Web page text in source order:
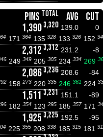
PINS TOTAL AVG
CUT
1,390 3,320 139.0
0
171 364 135 328 133 326 152
2,312 3,312 231.2
-8
249 349 205 305 234 334 269
2,0863,236 208.6
-84
158 273 220 335 246 361 224
1,511 3,231 151.1
-89
182 354 123 295 185 357 171
1,925 3,225 192.5
-95
225 355 208 338 185 315 181 311